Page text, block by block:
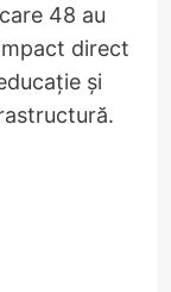
48 au
direct
și